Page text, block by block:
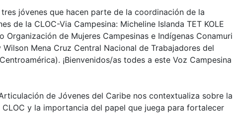
jóvenes que hacen parte de la coordinación de la
de la CLOC-Via Campesina: Micheline Islanda TET KOLE
Organización de Mujeres Campesinas e Indígenas Conamuri
Mena Cruz Central Nacional de Trabajadores del
¡Bienvenidos/as todes a este Voz Campesina
de Jóvenes del Caribe nos contextualiza sobre la
y la importancia del papel que juega para fortalecer